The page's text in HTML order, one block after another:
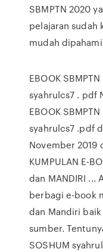
SBMPTN 2020
pelajaran sudah
mudah
EBOOK
syahrulcs7 . pdf
EBOOK
syahrulcs7 .pdf
November 2019
KUMPULAN E-
dan MANDIRI ...
berbagi e-book
dan Mandiri
sumber.
SOSHUM